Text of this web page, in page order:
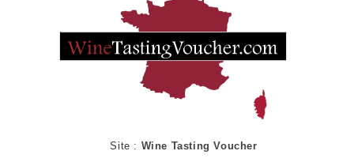
Site : Wine Tasting Voucher